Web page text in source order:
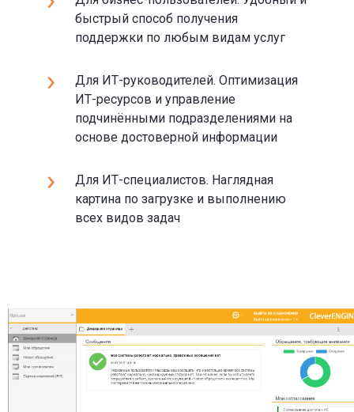
быстрый способ получения
поддержки по любым видам услуг
Для ИТ-руководителей. Оптимизация
ИТ-ресурсов и управление
подчинёнными подразделениями на
основе достоверной информации
Для ИТ-специалистов. Наглядная
картина по загрузке и выполнению
всех видов задач